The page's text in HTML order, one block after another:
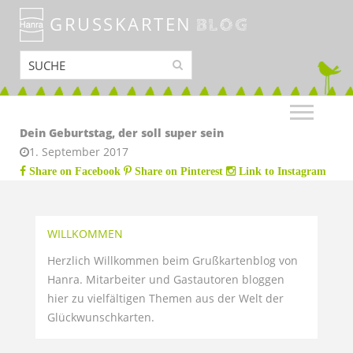
GRUSSKARTEN BLOG
Dein Geburtstag, der soll super sein
1. September 2017
Share on Facebook Share on Pinterest Link to Instagram
WILLKOMMEN
Herzlich Willkommen beim Grußkartenblog von
Hanra. Mitarbeiter und Gastautoren bloggen
hier zu vielfältigen Themen aus der Welt der
Glückwunschkarten.